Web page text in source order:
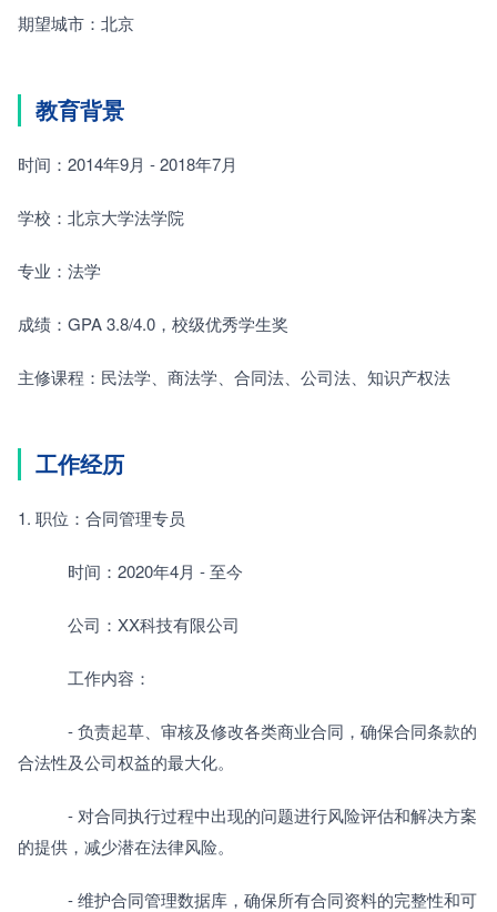
期望城市：北京
教育背景
时间：2014年9月 - 2018年7月
学校：北京大学法学院
专业：法学
成绩：GPA 3.8/4.0，校级优秀学生奖
主修课程：民法学、商法学、合同法、公司法、知识产权法
工作经历
1. 职位：合同管理专员
时间：2020年4月 - 至今
公司：XX科技有限公司
工作内容：
- 负责起草、审核及修改各类商业合同，确保合同条款的
合法性及公司权益的最大化。
- 对合同执行过程中出现的问题进行风险评估和解决方案
的提供，减少潜在法律风险。
- 维护合同管理数据库，确保所有合同资料的完整性和可